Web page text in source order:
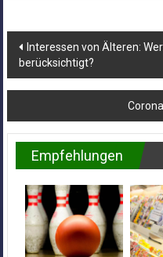
Interessen von Älteren:
berücksichtigt?
Empfehlungen